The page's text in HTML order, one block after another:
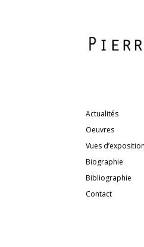
Actualités
Oeuvres
Vues
Biographie
Bibliographie
Contact